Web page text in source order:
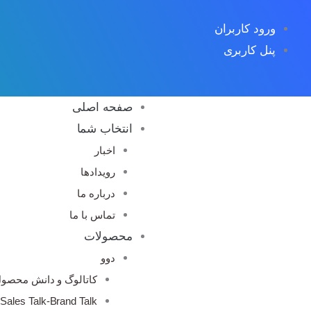
محتوا
ورود کاربران
پنل کاربری
صفحه اصلی
انتخاب شما
اخبار
رویدادها
درباره ما
تماس با ما
محصولات
دوو
کاتالوگ و دانش
Sales Talk-Brand Talk